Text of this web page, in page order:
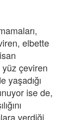
elbette
çeviren
yaşadığı
ise de,
verdiği